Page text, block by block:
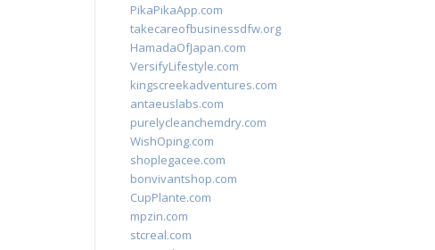
PikaPikaApp.com
takecareofbusinessdfw.org
HamadaOfJapan.com
VersifyLifestyle.com
kingscreekadventures.com
antaeuslabs.com
purelycleanchemdry.com
WishOping.com
shoplegacee.com
bonvivantshop.com
CupPlante.com
mpzin.com
stcreal.com